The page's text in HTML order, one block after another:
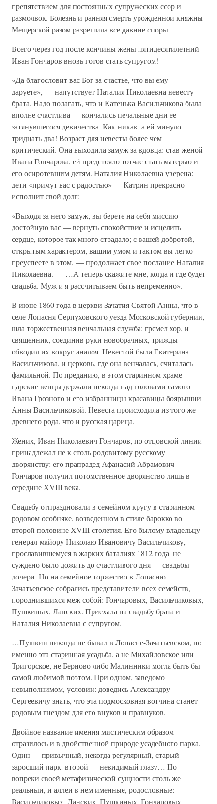
препятствием для постоянных супружеских ссор и
размолвок. Болезнь и ранняя смерть урожденной княжны
Мещерской разом разрешила все давние споры…
Всего через год после кончины жены пятидесятилетний
Иван Гончаров вновь готов стать супругом!
«Да благословит вас Бог за счастье, что вы ему
даруете», — напутствует Наталия Николаевна невесту
брата. Надо полагать, что и Катенька Васильчикова была
вполне счастлива — кончались печальные дни ее
затянувшегося девичества. Как-никак, а ей минуло
тридцать два! Возраст для невесты более чем
критический. Она выходила замуж за вдовца: став женой
Ивана Гончарова, ей предстояло тотчас стать матерью и
его осиротевшим детям. Наталия Николаевна уверена:
дети «примут вас с радостью» — Катрин прекрасно
исполнит свой долг:
«Выходя за него замуж, вы берете на себя миссию
достойную вас — вернуть спокойствие и исцелить
сердце, которое так много страдало; с вашей добротой,
открытым характером, вашим умом и тактом вы легко
преуспеете в этом, — продолжает свое послание Наталия
Николаевна. — …А теперь скажите мне, когда и где будет
свадьба. Муж и я рассчитываем быть непременно».
В июне 1860 года в церкви Зачатия Святой Анны, что в
селе Лопасня Серпуховского уезда Московской губернии,
шла торжественная венчальная служба: гремел хор, и
священник, соединив руки новобрачных, трижды
обводил их вокруг аналоя. Невестой была Екатерина
Васильчикова, и церковь, где она венчалась, считалась
фамильной. По преданию, в этом старинном храме
царские венцы держали некогда над головами самого
Ивана Грозного и его избранницы красавицы боярышни
Анны Васильчиковой. Невеста происходила из того же
древнего рода, что и русская царица.
Жених, Иван Николаевич Гончаров, по отцовской линии
принадлежал не к столь родовитому русскому
дворянству: его прапрадед Афанасий Абрамович
Гончаров получил потомственное дворянство лишь в
середине XVIII века.
Свадьбу отпраздновали в семейном кругу в старинном
родовом особняке, возведенном в стиле барокко во
второй половине XVIII столетия. Его былому владельцу
генерал-майору Николаю Ивановичу Васильчикову,
прославившемуся в жарких баталиях 1812 года, не
суждено было дожить до счастливого дня — свадьбы
дочери. Но на семейное торжество в Лопасню-
Зачатьевское собрались представители всех семейств,
породнившихся меж собой: Гончаровых, Васильчиковых,
Пушкиных, Ланских. Приехала на свадьбу брата и
Наталия Николаевна с супругом.
…Пушкин никогда не бывал в Лопасне-Зачатьевском, но
именно эта старинная усадьба, а не Михайловское или
Тригорское, не Берново либо Малинники могла быть бы
самой любимой поэтом. При одном, заведомо
невыполнимом, условии: доведись Александру
Сергеевичу знать, что эта подмосковная вотчина станет
родовым гнездом для его внуков и правнуков.
Двойное название имения мистическим образом
отразилось и в двойственной природе усадебного парка.
Один — привычный, некогда регулярный, старый
заросший парк, второй — невидимый глазу… Но
вопреки своей метафизической сущности столь же
реальный, и аллеи в нем именные, родословные:
Васильчиковых, Ланских, Пушкиных, Гончаровых.